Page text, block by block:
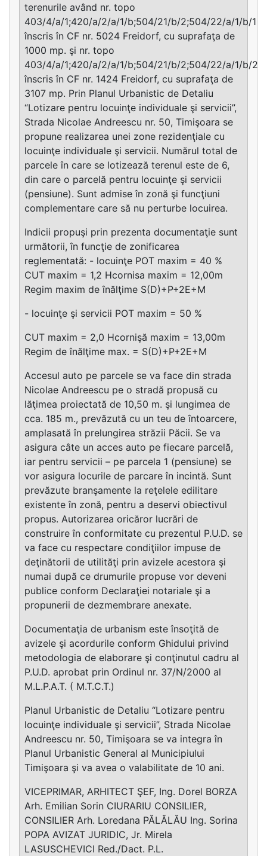
terenurile având nr. topo
403/4/a/1;420/a/2/a/1/b;504/21/b/2;504/22/a/1/b/1
înscris în CF nr. 5024 Freidorf, cu suprafaţa de
1000 mp. şi nr. topo
403/4/a/1;420/a/2/a/1/b;504/21/b/2;504/22/a/1/b/2
înscris în CF nr. 1424 Freidorf, cu suprafaţa de
3107 mp. Prin Planul Urbanistic de Detaliu
“Lotizare pentru locuinţe individuale şi servicii”,
Strada Nicolae Andreescu nr. 50, Timişoara se
propune realizarea unei zone rezidenţiale cu
locuinţe individuale şi servicii. Numărul total de
parcele în care se lotizează terenul este de 6,
din care o parcelă pentru locuinţe şi servicii
(pensiune). Sunt admise în zonă şi funcţiuni
complementare care să nu perturbe locuirea.
Indicii propuşi prin prezenta documentaţie sunt
următorii, în funcţie de zonificarea
reglementată: - locuinţe POT maxim = 40 %
CUT maxim = 1,2 Hcornisa maxim = 12,00m
Regim maxim de înălţime S(D)+P+2E+M
- locuinţe şi servicii POT maxim = 50 %
CUT maxim = 2,0 Hcornişă maxim = 13,00m
Regim de înălţime max. = S(D)+P+2E+M
Accesul auto pe parcele se va face din strada
Nicolae Andreescu pe o stradă propusă cu
lăţimea proiectată de 10,50 m. şi lungimea de
cca. 185 m., prevăzută cu un teu de întoarcere,
amplasată în prelungirea străzii Păcii. Se va
asigura câte un acces auto pe fiecare parcelă,
iar pentru servicii – pe parcela 1 (pensiune) se
vor asigura locurile de parcare în incintă. Sunt
prevăzute branşamente la reţelele edilitare
existente în zonă, pentru a deservi obiectivul
propus. Autorizarea oricăror lucrări de
construire în conformitate cu prezentul P.U.D. se
va face cu respectare condiţiilor impuse de
deţinătorii de utilităţi prin avizele acestora şi
numai după ce drumurile propuse vor deveni
publice conform Declaraţiei notariale şi a
propunerii de dezmembrare anexate.
Documentaţia de urbanism este însoţită de
avizele şi acordurile conform Ghidului privind
metodologia de elaborare şi conţinutul cadru al
P.U.D. aprobat prin Ordinul nr. 37/N/2000 al
M.L.P.A.T. ( M.T.C.T.)
Planul Urbanistic de Detaliu “Lotizare pentru
locuinţe individuale şi servicii”, Strada Nicolae
Andreescu nr. 50, Timişoara se va integra în
Planul Urbanistic General al Municipiului
Timişoara şi va avea o valabilitate de 10 ani.
VICEPRIMAR, ARHITECT ŞEF, Ing. Dorel BORZA
Arh. Emilian Sorin CIURARIU CONSILIER,
CONSILIER Arh. Loredana PĂLĂLĂU Ing. Sorina
POPA AVIZAT JURIDIC, Jr. Mirela
LASUSCHEVICI Red./Dact. P.L.